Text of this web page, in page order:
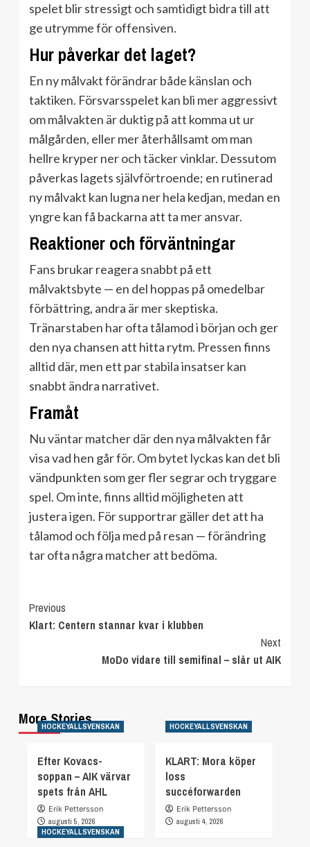
spelet blir stressigt och samtidigt bidra till att
ge utrymme för offensiven.
Hur påverkar det laget?
En ny målvakt förändrar både känslan och
taktiken. Försvarsspelet kan bli mer aggressivt
om målvakten är duktig på att komma ut ur
målgården, eller mer återhållsamt om man
hellre kryper ner och täcker vinklar. Dessutom
påverkas lagets självförtroende; en rutinerad
ny målvakt kan lugna ner hela kedjan, medan en
yngre kan få backarna att ta mer ansvar.
Reaktioner och förväntningar
Fans brukar reagera snabbt på ett
målvaktsbyte — en del hoppas på omedelbar
förbättring, andra är mer skeptiska.
Tränarstaben har ofta tålamod i början och ger
den nya chansen att hitta rytm. Pressen finns
alltid där, men ett par stabila insatser kan
snabbt ändra narrativet.
Framåt
Nu väntar matcher där den nya målvakten får
visa vad hen går för. Om bytet lyckas kan det bli
vändpunkten som ger fler segrar och tryggare
spel. Om inte, finns alltid möjligheten att
justera igen. För supportrar gäller det att ha
tålamod och följa med på resan — förändring
tar ofta några matcher att bedöma.
Continue
Reading
Previous
Klart: Centern stannar kvar i klubben
Next
MoDo vidare till semifinal – slår ut AIK
More Stories
HOCKEYALLSVENSKAN
Efter Kovacs-
soppan – AIK värvar
spets från AHL
Erik Pettersson
augusti 5, 2026
HOCKEYALLSVENSKAN
KLART: Mora köper
loss
succéforwarden
Erik Pettersson
augusti 4, 2026
HOCKEYALLSVENSKAN